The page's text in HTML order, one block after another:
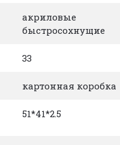
акриловые
быстросохнущие
33
картонная коробка
51*41*2.5